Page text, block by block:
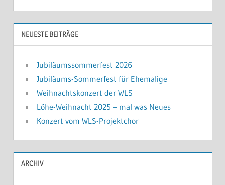
NEUESTE BEITRÄGE
Jubiläumssommerfest 2026
Jubiläums-Sommerfest für Ehemalige
Weihnachtskonzert der WLS
Löhe-Weihnacht 2025 – mal was Neues
Konzert vom WLS-Projektchor
ARCHIV